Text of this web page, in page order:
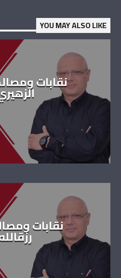
YOU MAY ALSO LIKE
نقابات
نقابات